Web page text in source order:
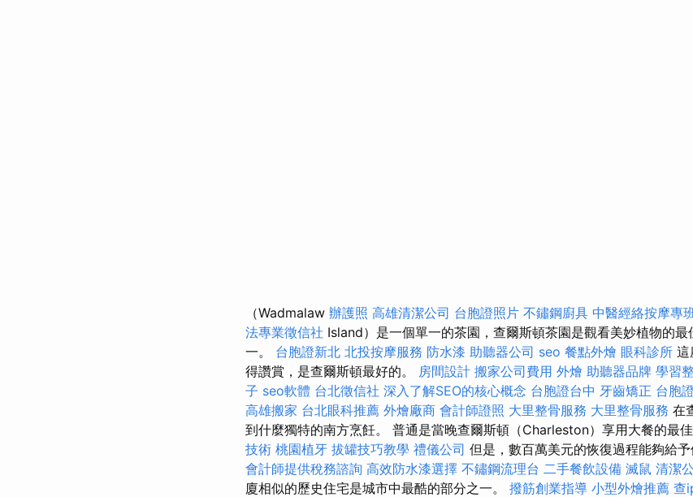
（Wadmalaw 辦護照 高雄清潔公司 台胞證照片 不鏽鋼廚具 中醫經絡按摩專
法專業徵信社 Island）是一個單一的茶園，查爾斯頓茶園是觀看美妙植物的最
一。 台胞證新北 北投按摩服務 防水漆 助聽器公司 seo 餐點外燴 眼科診所 這
得讚賞，是查爾斯頓最好的。 房間設計 搬家公司費用 外燴 助聽器品牌 學習
子 seo軟體 台北徵信社 深入了解SEO的核心概念 台胞證台中 牙齒矯正 台胞證
高雄搬家 台北眼科推薦 外燴廠商 會計師證照 大里整骨服務 大里整骨服務 在
到什麼獨特的南方烹飪。 普通是當晚查爾斯頓（Charleston）享用大餐的最
技術 桃園植牙 拔罐技巧教學 禮儀公司 但是，數百萬美元的恢復過程能夠給予
會計師提供稅務諮詢 高效防水漆選擇 不鏽鋼流理台 二手餐飲設備 滅鼠 清潔
廈相似的歷史住宅是城市中最酷的部分之一。 撥筋創業指導 小型外燴推薦 查